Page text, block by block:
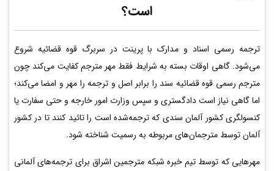
است؟
ترجمه رسمی اسناد و مدارک با پرینت در سربرگ قوه قضائیه شروع
می‌شود. گاهی اوقات بسته به شرایط فقط مهر مترجم کفایت می‌کند چون
مترجم رسمی قوه قضائیه سند را برابر اصل و ترجمه را مهر و امضا می‌کند؛
اما گاهی نیاز است دادگستری و سپس وزارت امور خارجه و حتی سفارت یا
کنسولگری کشور آلمان سندی که ترجمه‌شده است را تائید کنند تا در کشور
آلمان توسط مترجمان‌های مربوطه به رسمیت شناخته شود.
مهرهایی که توسط تیم خبره شبکه مترجمین اشراق برای ترجمه‌های آلمانی